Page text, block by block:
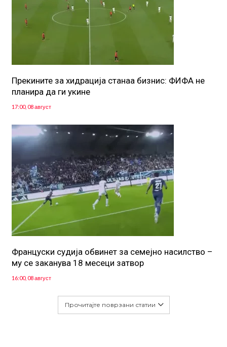
Прекините за хидрација станаа бизнис: ФИФА не
планира да ги укине
17:00, 08 август
Француски судија обвинет за семејно насилство –
му се заканува 18 месеци затвор
16:00, 08 август
Прочитајте поврзани статии